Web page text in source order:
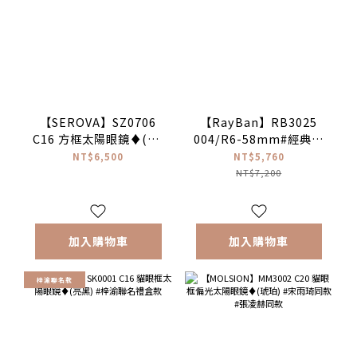
【SEROVA】SZ0706
C16 方框太陽眼鏡♦(黑)
#梓渝聯名禮盒款
NT$6,500
加入購物車
【RayBan】RB3025
004/R6-58mm#經典飛
行員款太陽眼鏡(槍管灰
色|黃色)
NT$5,760
NT$7,200
加入購物車
梓渝聯名款